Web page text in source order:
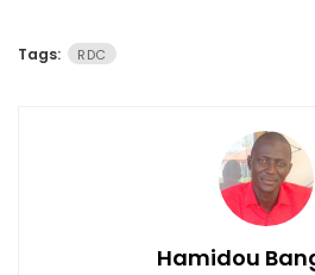
Tags: RDC
Hamidou